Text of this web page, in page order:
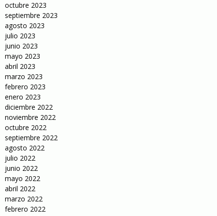
octubre 2023
septiembre 2023
agosto 2023
julio 2023
junio 2023
mayo 2023
abril 2023
marzo 2023
febrero 2023
enero 2023
diciembre 2022
noviembre 2022
octubre 2022
septiembre 2022
agosto 2022
julio 2022
junio 2022
mayo 2022
abril 2022
marzo 2022
febrero 2022